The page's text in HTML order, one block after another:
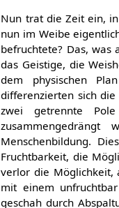
Nun trat die Zeit ein,
nun im Weibe
befruchtete? Das, was
das Geistige, die
dem physischen
differenzierten sich
zwei getrennte
Menschenbildung.
Fruchtbarkeit, die
verlor die Möglichkeit,
mit einem
geschah durch